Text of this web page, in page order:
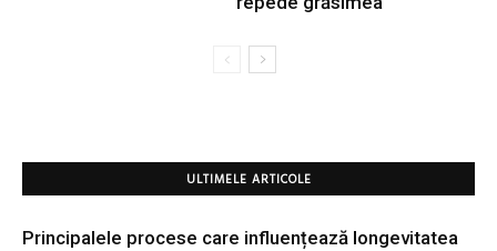
ULTIMELE ARTICOLE
Principalele procese care influențează longevitatea